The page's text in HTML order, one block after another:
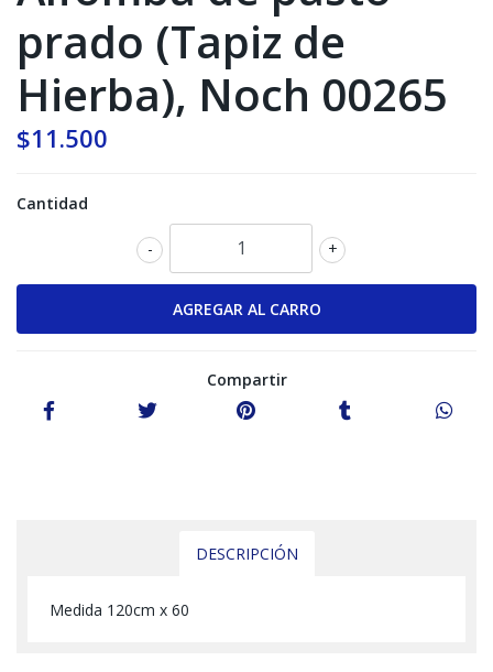
prado (Tapiz de
Hierba), Noch 00265
$11.500
Cantidad
+
-
Compartir
DESCRIPCIÓN
Medida 120cm x 60